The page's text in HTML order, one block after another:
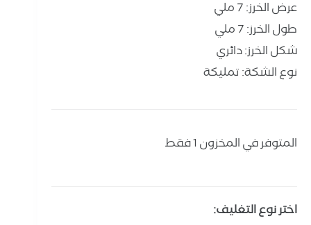
عرض الخرز: 7 ملي
طول الخرز: 7 ملي
شكل الخرز: دائري
نوع الشكة: تمليكة
المتوفر في المخزون 1 فقط
اختر نوع التغليف: